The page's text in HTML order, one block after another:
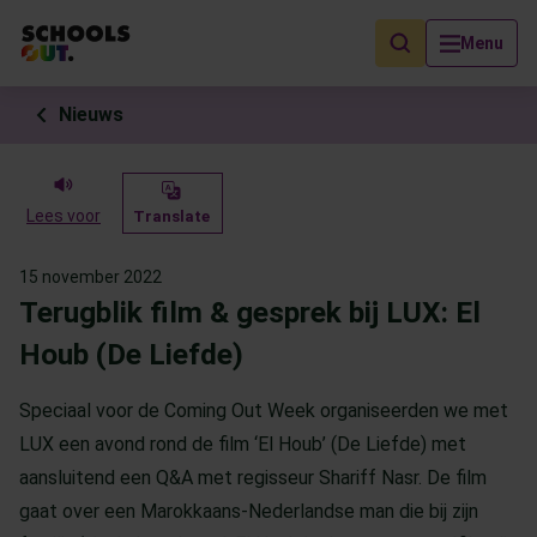
Menu
Als de resultaten voor automatisch aanvullen beschikbaar zijn,
Nieuws
Lees voor Translate
15 november 2022
Terugblik film & gesprek bij LUX: El
Houb (De Liefde)
Speciaal voor de Coming Out Week organiseerden we met
LUX een avond rond de film ‘El Houb’ (De Liefde) met
aansluitend een Q&A met regisseur Shariff Nasr. De film
gaat over een Marokkaans-Nederlandse man die bij zijn